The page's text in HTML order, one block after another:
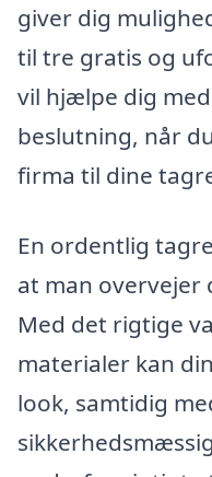
giver dig
til tre gratis og
vil hjælpe dig
beslutning, når
firma til dine
En ordentlig
at man overvejer
Med det rigtige
materialer kan
look, samtidig